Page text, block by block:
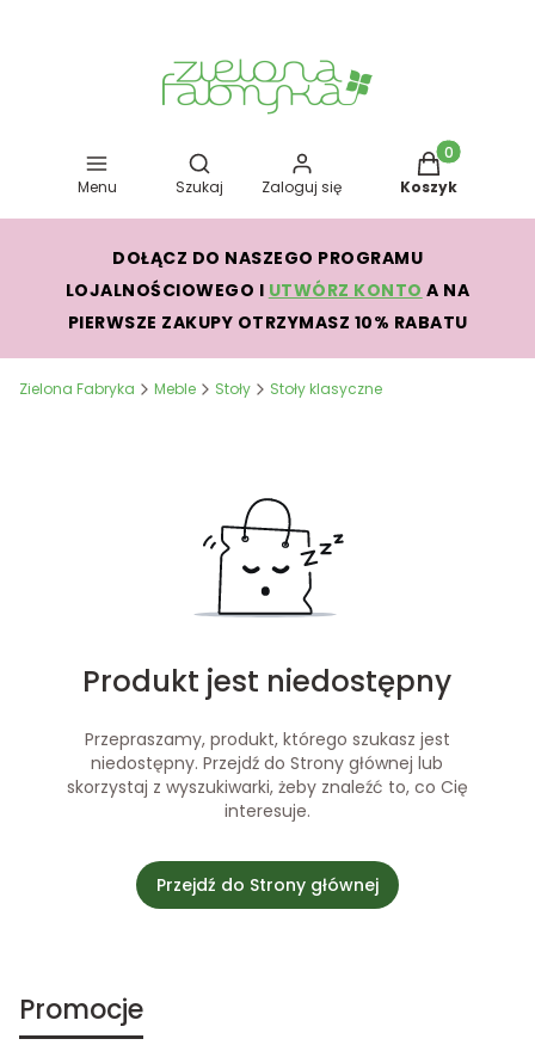
Menu
Otwórz wyszukiwarkę
Szukaj Zaloguj się
Produkty w
Koszyk
DOŁĄCZ DO NASZEGO PROGRAMU
LOJALNOŚCIOWEGO I UTWÓRZ KONTO A NA
PIERWSZE ZAKUPY OTRZYMASZ 10% RABATU
Zielona Fabryka Meble Stoły Stoły klasyczne
Produkt jest niedostępny
Przepraszamy, produkt, którego szukasz jest
niedostępny. Przejdź do Strony głównej lub
skorzystaj z wyszukiwarki, żeby znaleźć to, co Cię
interesuje.
Przejdź do Strony głównej
Promocje